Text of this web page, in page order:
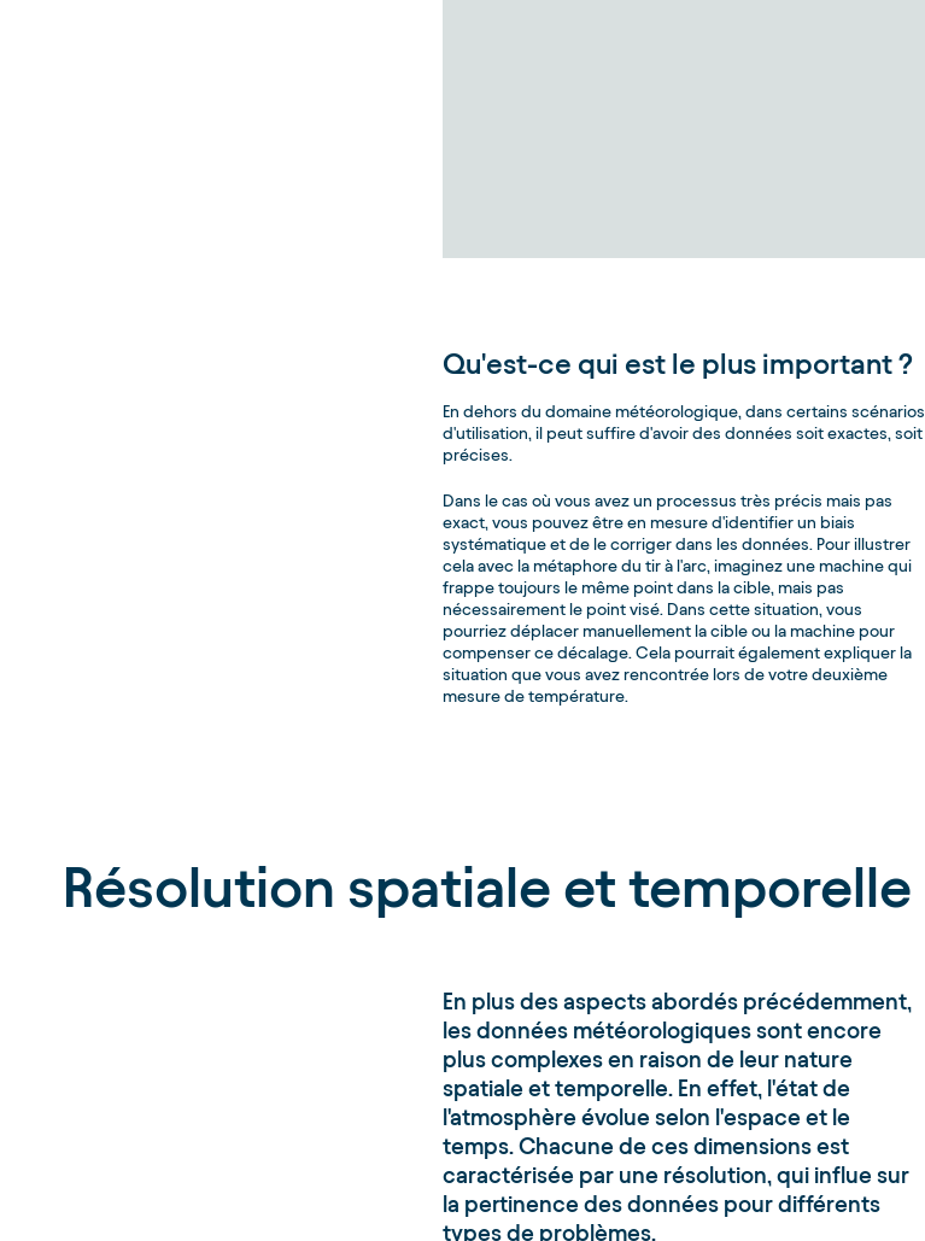
Qu'est-ce qui est le plus important ?
En dehors du domaine météorologique, dans certains scénarios
d'utilisation, il peut suffire d'avoir des données soit exactes, soit
précises.
Dans le cas où vous avez un processus très précis mais pas
exact, vous pouvez être en mesure d'identifier un biais
systématique et de le corriger dans les données. Pour illustrer
cela avec la métaphore du tir à l'arc, imaginez une machine qui
frappe toujours le même point dans la cible, mais pas
nécessairement le point visé. Dans cette situation, vous
pourriez déplacer manuellement la cible ou la machine pour
compenser ce décalage. Cela pourrait également expliquer la
situation que vous avez rencontrée lors de votre deuxième
mesure de température.
Résolution spatiale et temporelle
En plus des aspects abordés précédemment,
les données météorologiques sont encore
plus complexes en raison de leur nature
spatiale et temporelle. En effet, l'état de
l'atmosphère évolue selon l'espace et le
temps. Chacune de ces dimensions est
caractérisée par une résolution, qui influe sur
la pertinence des données pour différents
types de problèmes.